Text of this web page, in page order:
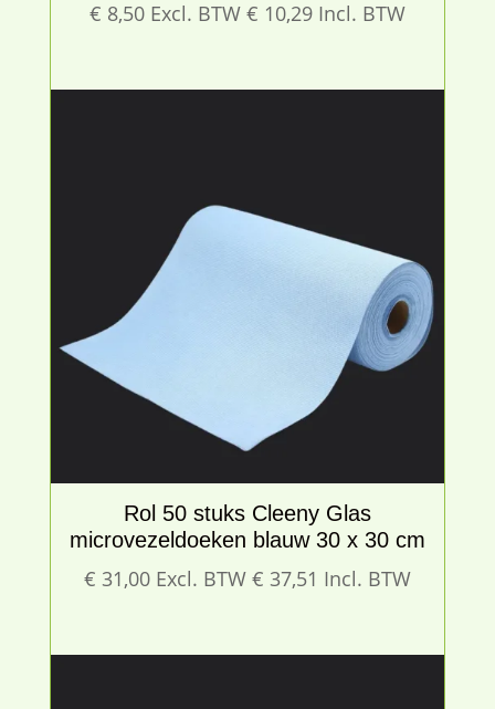
€ 8,50 Excl. BTW € 10,29Incl. BTW
Rol 50 stuks Cleeny Glas
microvezeldoeken blauw 30 x 30 cm
€ 31,00 Excl. BTW € 37,51 Incl. BTW